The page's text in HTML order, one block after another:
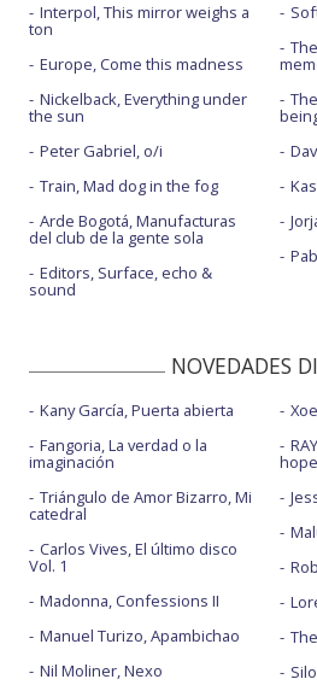
Interpol, This mirror weighs a
ton
Europe, Come this madness
Nickelback, Everything under
the sun
Peter Gabriel, o/i
Train, Mad dog in the fog
Arde Bogotá, Manufacturas
del club de la gente sola
Editors, Surface, echo &
sound
NOVEDADES
Kany García, Puerta abierta
Fangoria, La verdad o la
imaginación
Triángulo de Amor Bizarro, Mi
catedral
Carlos Vives, El último disco
Vol. 1
Madonna, Confessions II
Manuel Turizo, Apambichao
Nil Moliner, Nexo